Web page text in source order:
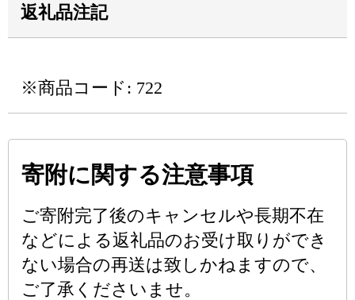
返礼品注記
※商品コード: 722
寄附に関する注意事項
ご寄附完了後のキャンセルや長期不在
などによる返礼品のお受け取りができ
ない場合の再送は致しかねますので、
ご了承くださいませ。